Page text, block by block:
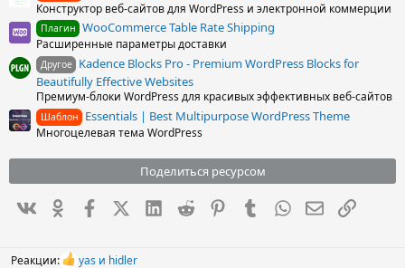
Конструктор веб-сайтов для WordPress и электронной коммерции
Плагин WooCommerce Table Rate Shipping
Расширенные параметры доставки
Другое Kadence Blocks Pro - Premium WordPress Blocks for
Beautifully Effective Websites
Премиум-блоки WordPress для красивых эффективных веб-сайтов
Шаблон Essentials | Best Multipurpose WordPress Theme
Многоцелевая тема WordPress
Поделиться ресурсом
ВконтактеОдноклассники
FacebookX (Twitter)LinkedIn
Reddit PinterestTumblrWhatsAppСсылка
Реакции: yas и hidler